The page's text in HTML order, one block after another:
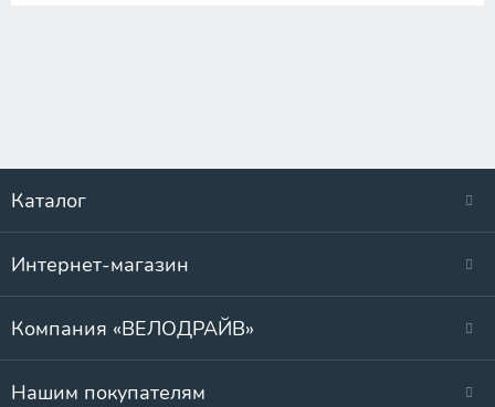
Каталог
Интернет-магазин
Компания «ВЕЛОДРАЙВ»
Нашим покупателям